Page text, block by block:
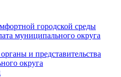
городской среды
муниципального округа
и представительства
округа